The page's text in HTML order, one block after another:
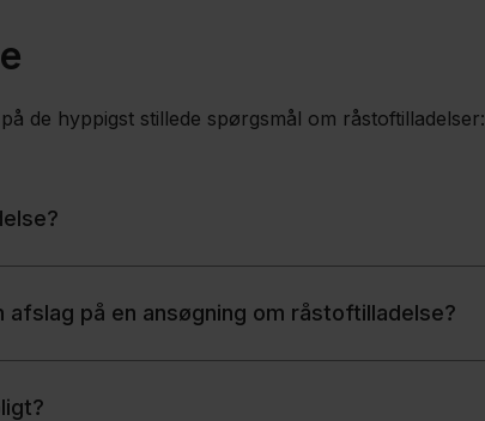
de hyppigst stillede spørgsmål om råstoftilladelser:
afslag på en ansøgning om råstoftilladelse?